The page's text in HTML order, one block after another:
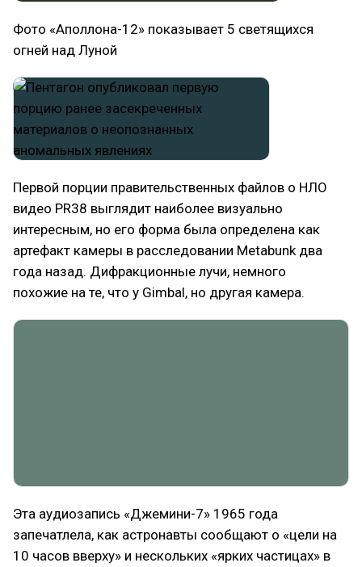
Фото «Аполлона-12» показывает 5 светящихся
огней над Луной
Первой порции правительственных файлов о НЛО
видео PR38 выглядит наиболее визуально
интересным, но его форма была определена как
артефакт камеры в расследовании Metabunk два
года назад. Дифракционные лучи, немного
похожие на те, что у Gimbal, но другая камера.
Эта аудиозапись «Джемини-7» 1965 года
запечатлела, как астронавты сообщают о «цели на
10 часов вверху» и нескольких «ярких частицах» в